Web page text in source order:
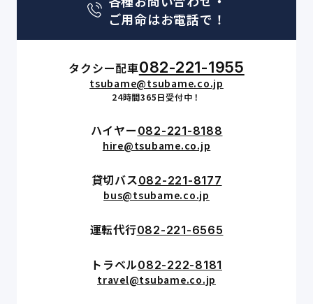
ご用命はお電話で！
タクシー配車082-221-1955
tsubame@tsubame.co.jp
24時間365日受付中！
ハイヤー 082-221-8188
hire@tsubame.co.jp
貸切バス082-221-8177
bus@tsubame.co.jp
運転代行082-221-6565
トラベル082-222-8181
travel@tsubame.co.jp